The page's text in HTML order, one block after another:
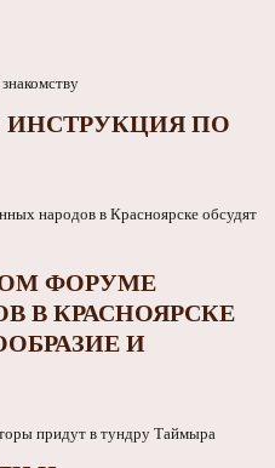
ПО
ФОРУМЕ
В КРАСНОЯРСКЕ
И